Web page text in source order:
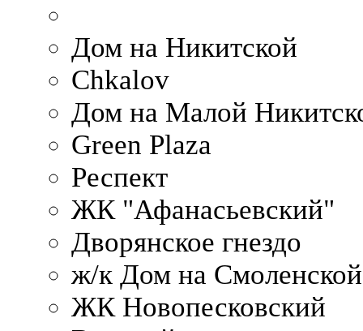
Дом на Никитской
Chkalov
Дом на Малой
Green Plaza
Респект
ЖК "Афанасьевский"
Дворянское гнездо
ж/к Дом на
ЖК Новопесковский